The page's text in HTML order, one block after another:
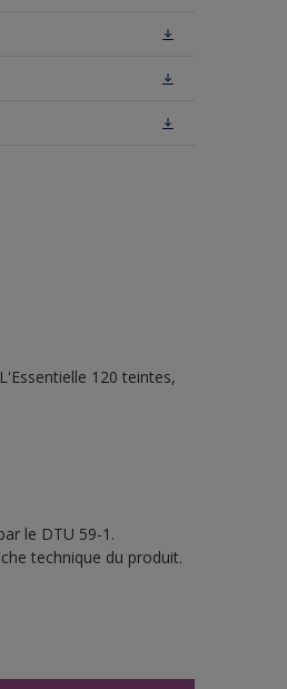
120 teintes,
le DTU 59-1.
technique du produit.